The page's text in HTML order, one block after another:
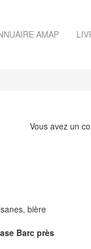
AMAP
Vous avez un
bière
Barc près